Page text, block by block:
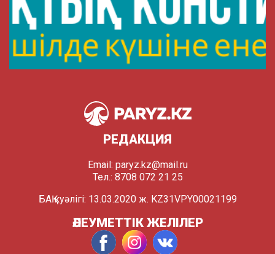
РЕДАКЦИЯ
Email: paryz.kz@mail.ru
Тел.: 8708 072 21 25
БАҚ куәлігі: 13.03.2020 ж. KZ31VPY00021199
ӘЛЕУМЕТТІК ЖЕЛІЛЕР